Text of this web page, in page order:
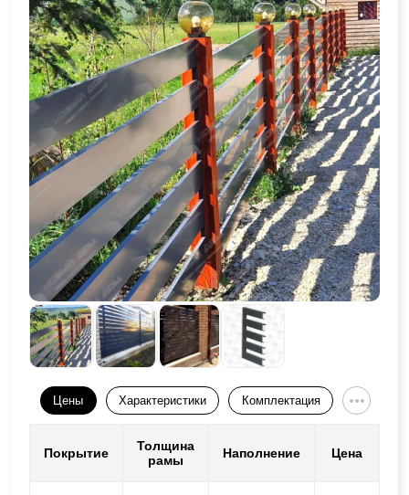
Цены Характеристики Комплектация
Покрытие
Толщина
рамы
Наполнение Цена